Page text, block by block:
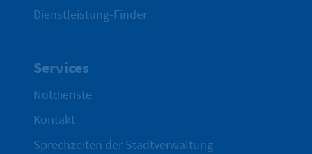
Dienstleistung-Finder
Services
Notdienste
Kontakt
Sprechzeiten der Stadtverwaltung